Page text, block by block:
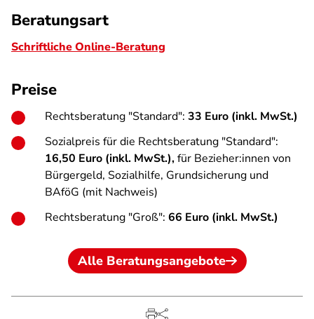
Beratungsart
Schriftliche Online-Beratung
Preise
Rechtsberatung "Standard": 33 Euro (inkl. MwSt.)
Sozialpreis für die Rechtsberatung "Standard":
16,50 Euro (inkl. MwSt.),für Bezieher:innen von
Bürgergeld, Sozialhilfe, Grundsicherung und
BAföG (mit Nachweis)
Rechtsberatung "Groß": 66 Euro (inkl. MwSt.)
Alle Beratungsangebote